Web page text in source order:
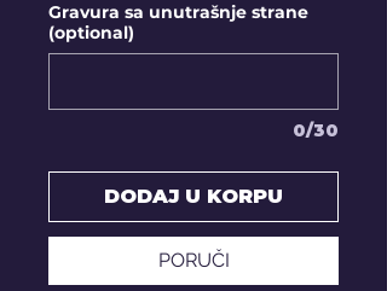
Gravura sa unutrašnje strane
(optional)
0/30
DODAJ U KORPU
PORUČI